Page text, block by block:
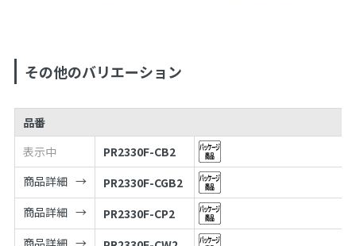
その他のバリエーション
品番
表示中
PR2330F-CB2
商品詳細
PR2330F-CGB2
商品詳細
PR2330F-CP2